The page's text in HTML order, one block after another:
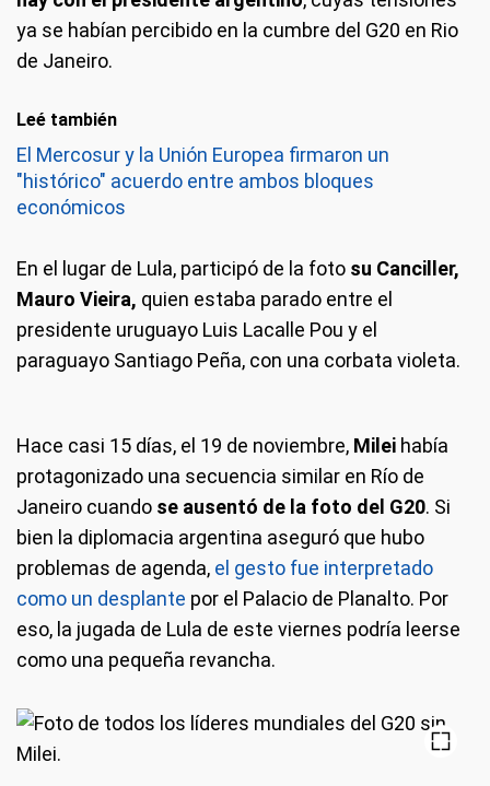
ya se habían percibido en la cumbre del G20 en Rio
de Janeiro.
Leé también
El Mercosur y la Unión Europea firmaron un
"histórico" acuerdo entre ambos bloques
económicos
En el lugar de Lula, participó de la foto su Canciller,
Mauro Vieira, quien estaba parado entre el
presidente uruguayo Luis Lacalle Pou y el
paraguayo Santiago Peña, con una corbata violeta.
Hace casi 15 días, el 19 de noviembre, Milei había
protagonizado una secuencia similar en Río de
Janeiro cuando se ausentó de la foto del G20. Si
bien la diplomacia argentina aseguró que hubo
problemas de agenda, el gesto fue interpretado
como un desplante por el Palacio de Planalto. Por
eso, la jugada de Lula de este viernes podría leerse
como una pequeña revancha.